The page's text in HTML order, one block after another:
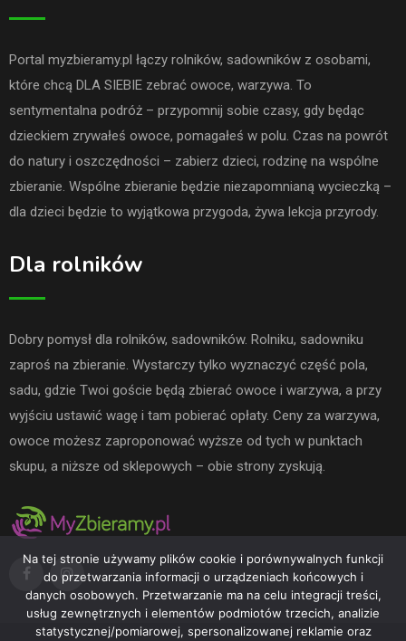
Portal myzbieramy.pl łączy rolników, sadowników z osobami,
które chcą DLA SIEBIE zebrać owoce, warzywa. To
sentymentalna podróż – przypomnij sobie czasy, gdy będąc
dzieckiem zrywałeś owoce, pomagałeś w polu. Czas na powrót
do natury i oszczędności – zabierz dzieci, rodzinę na wspólne
zbieranie. Wspólne zbieranie będzie niezapomnianą wycieczką –
dla dzieci będzie to wyjątkowa przygoda, żywa lekcja przyrody.
Dla rolników
Dobry pomysł dla rolników, sadowników. Rolniku, sadowniku
zaproś na zbieranie. Wystarczy tylko wyznaczyć część pola,
sadu, gdzie Twoi goście będą zbierać owoce i warzywa, a przy
wyjściu ustawić wagę i tam pobierać opłaty. Ceny za warzywa,
owoce możesz zaproponować wyższe od tych w punktach
skupu, a niższe od sklepowych – obie strony zyskują.
Na tej stronie używamy plików cookie i porównywalnych funkcji
do przetwarzania informacji o urządzeniach końcowych i
danych osobowych. Przetwarzanie ma na celu integracji treści,
usług zewnętrznych i elementów podmiotów trzecich, analizie
statystycznej/pomiarowej, spersonalizowanej reklamie oraz